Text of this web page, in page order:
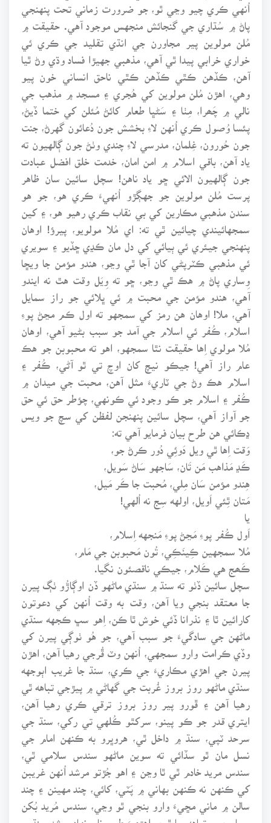
اُنهي ڪري چيو وڃي ٿو، جو ضرورت زماني تحت پنهنجي
پاڻ ۾ سُڌاري جي گنجائش منجهس موجود آهي. حقيقت ۾
مُلن مولوين پير مجاورن جي انڌي تقليد جي ڪري ئي
خواري خرابي پيدا ٿي آهي، مذهبي جهيڙا فساد وڌي وڻ ٿيا
آهن، ڪڏهن ڪٿي ڪڏهن ڪٿي ناحق انساني خون پيو
وهي، اهڙن مُلن مولوين کي هُجري ۽ مسجد ۾ مذهب جي
نالي ۾ چَھرا، مِٺا ۽ سَڻڀا طعام کائڻ مُئلن کي ختما ڏيڻ،
پئسا وُصول ڪري اُنهن لاءِ بخشش جون دُعائون گهرڻ، جنت
جون حُورون، غِلمان، مدرسي لاءِ چندي وٺڻ جون ڳالهيون ته
ياد آهن، باقي اسلام ۾ امن امان، خدمت خلق افضل عبادت
جون ڳالهيون الائي ڇو ياد ناهن! سچل سائين سان ظاهر
پرست مُلن مولوين جو جهڳڙو اُنهيءَ ڪري هو، جو هو
سندن مذهبي مڪارين کي بي نقاب ڪري رهيو هو، ۽ کين
سمجهائيندي چيائين ٿي ته: اي مُلا مولويو، پيرؤ! اوهان
پنهنجي جيئري ئي ٻيائي کي دل مان ڪڍي ڇڏيو ۽ سويري
ئي مذهبي ڪٽرپڻي کان آجا ٿي وڃو، هندو مؤمن جا ويڇا
وِساري پاڻ ۾ هڪ ٿي وڃو، ڇو ته وِيَل وقت هٿ نه ايندو
آهي، هندو مؤمن جي محبت ۾ ئي ڀلائي جو راز سمايل
آهي، ملا! اوهان هن رمز کي سمجهو ته اول ڪم مڃڻ پوءِ
اسلام، ڪُفر ئي اسلام جي آمد جو سبب بڻيو آهي، اوهان
مُلا مولوي اِها حقيقت نٿا سمجهو، اهو ته محبوبن جو هڪ
عام راز آهي! جيڪو نيچ کان اوچ تي ٿو آڻي، ڪُفر ۽
اسلام هڪ وڻ جي ٽاريءَ مثل آهن، محبت جي ميدان ۾
ڪُفر ۽ اسلام جو ڪو وجود ئي ڪونهي، چؤطر حق ئي حق
جو آواز آهي، سچل سائين پنهنجن لفظن کي سچ جو ويس
ڍڪائي هن طرح بيان فرمايو آهي ته:
وَقت اِها ٿي ويل دَوئِي دُور ڪرڻ جو،
ڪَڍ مَذاهب مَن تَان، سَاجهو سَاڻ سَويل،
هِندو مؤمن سَان مِلي، مُحبت جا ڪَر مَيل،
مَتان ٿِئي اَويل، اولهه سِج نه اُلهي!
يا
اَول ڪُفر پوءِ مَڃڻ پوءِ مَنجهه اِسلام،
مُلا سمجهين ڪِينَڪِي، تُون مَحبوبن جي مَام،
ڪَھج هي ڪَلام، جيڪي ناقصئون نگيا.
سچل سائين ڏٺو ته سنڌ ۾ سنڌي ماڻهو ڏن اوڳاڙُو ٺڳ پيرن
جا معتقد بنجي ويا آهن، وقت به وقت اُنهن کي دعوتون
کارائين ٿا ۽ نذرانا ڏئي خوش ٿا ڪن، اِهو سڀ ڪجهه سنڌي
ماڻهن جي سادگيءَ جو سبب آهي، جو هُو ٺوڳي پيرن کي
وڏي ڪرامت وارو سمجهي، اُنهن وٽ ڦُرجي رهيا آهن، اهڙن
پيرن جي اهڙي مڪاريءَ جي ڪري، سنڌ جا غريب اٻوجهه
سنڌي ماڻهو روز بروز غُربت جي گهاڻي ۾ پيڙجي تباهه ٿي
رهيا آهن ۽ ڦورو پير روز بروز ترقي ڪري رهيا آهن،
ايتري قدر جو ڪو پينو، سرکٿو ڪُلهي تي رکي، سنڌ جي
سرحد ٽپي، سنڌ ۾ داخل ٿي، هروڀرو به ڪنهن امام جي
نسل مان ٿو سڏائي ته سوين ماڻهو سندس سلامي ٿي،
سندس مريد خادم ٿي ٿا وڃن ۽ اهو جُڙتو مرشد اُنهن غريبن
کي ڪنهن نه ڪنهن بهاني ۾ پَٽي، کائي، چند مهينن ۽ چند
سالن ۾ ماني مڇيءَ وارو بنجي ٿو وڃي، سندس مُريد بُکن
بيمارين ۾ تباهه پيا ٿين، اهڙيءَ طرح نام نهاد مرشد سنڌ ۾